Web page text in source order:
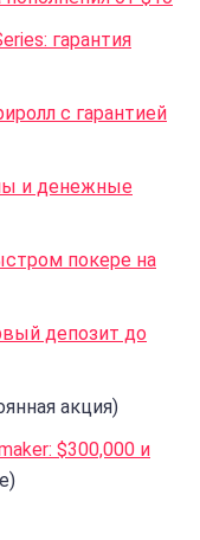
гарантия
с гарантией
и денежные
покере на
депозит до
акция)
$300,000 и